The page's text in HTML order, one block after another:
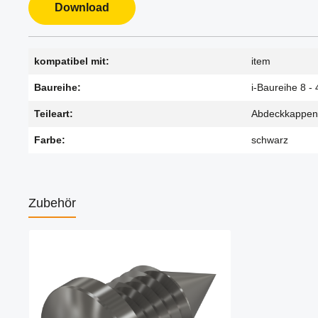
Download
kompatibel mit: item
Baureihe: i-Baureihe 8 -
Teileart: Abdeckkappen
Farbe: schwarz
Zubehör